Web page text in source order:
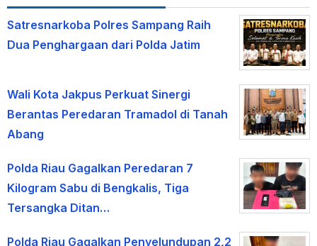
Satresnarkoba Polres Sampang Raih
Dua Penghargaan dari Polda Jatim
Wali Kota Jakpus Perkuat Sinergi
Berantas Peredaran Tramadol di Tanah
Abang
Polda Riau Gagalkan Peredaran 7
Kilogram Sabu di Bengkalis, Tiga
Tersangka Ditan…
Polda Riau Gagalkan Penyelundupan 2,2